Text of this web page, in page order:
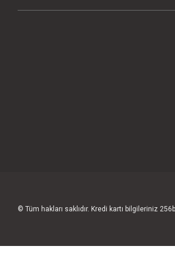
© Tüm hakları saklıdır. Kredi kartı bilgileriniz